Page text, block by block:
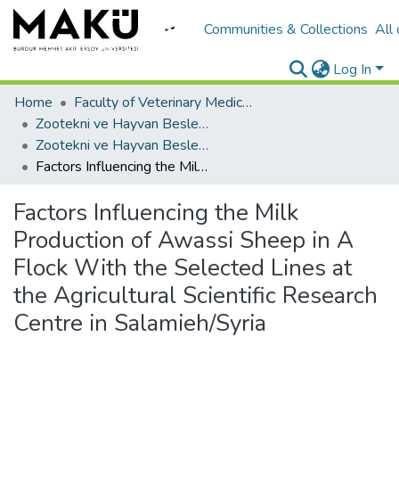
Communities & Collections All
Log In
Home
Faculty of Veterinary Medicine/Veteriner Fakültesi
Zootekni ve Hayvan Besleme
Zootekni ve Hayvan Besleme
Factors Influencing the Milk Production of Awassi Sheep in A Flock With the Selected Lines at the Agricultural Scientific Research Centre in Salamieh/Syria
Factors Influencing the Milk
Production of Awassi Sheep in A
Flock With the Selected Lines at
the Agricultural Scientific Research
Centre in Salamieh/Syria